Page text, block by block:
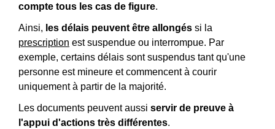
compte tous les cas de figure.
Ainsi, les délais peuvent être allongés si la
prescription est suspendue ou interrompue. Par
exemple, certains délais sont suspendus tant qu'une
personne est mineure et commencent à courir
uniquement à partir de la majorité.
Les documents peuvent aussi servir de preuve à
l'appui d'actions très différentes.